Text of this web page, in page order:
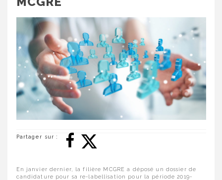
Partager sur :
En janvier dernier, la filière MCGRE a déposé un dossier de
candidature pour sa re-labellisation pour la période 2019-